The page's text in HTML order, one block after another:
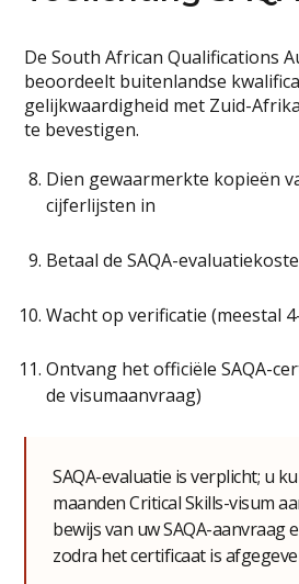
De South African Qualifications
beoordeelt buitenlandse
gelijkwaardigheid met Zuid-
te bevestigen.
Dien gewaarmerkte kopieën
cijferlijsten in
Betaal de SAQA-
Wacht op verificatie (meestal
Ontvang het officiële SAQA-
de visumaanvraag)
SAQA-evaluatie is verplicht; u
maanden Critical Skills-visum
bewijs van uw SAQA-aanvraag
zodra het certificaat is